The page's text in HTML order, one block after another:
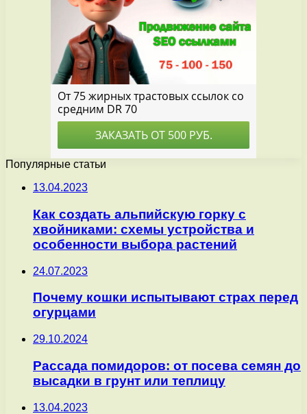
Популярные статьи
13.04.2023
Как создать альпийскую горку с
хвойниками: схемы устройства и
особенности выбора растений
24.07.2023
Почему кошки испытывают страх перед
огурцами
29.10.2024
Рассада помидоров: от посева семян до
высадки в грунт или теплицу
13.04.2023